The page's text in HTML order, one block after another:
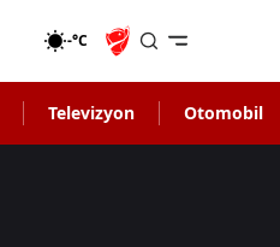
-°C
Televizyon Otomobil